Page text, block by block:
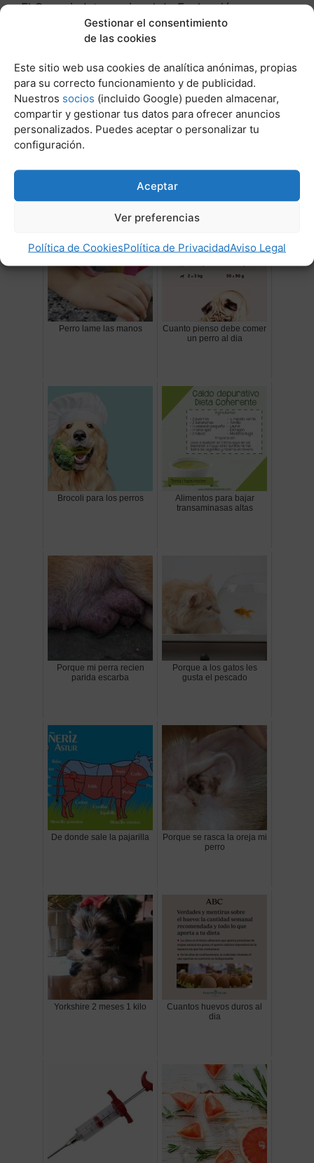
Gestionar el consentimiento
de las cookies
Este sitio web usa cookies de analítica anónimas, propias
para su correcto funcionamiento y de publicidad.
Nuestros socios (incluido Google) pueden almacenar,
compartir y gestionar tus datos para ofrecer anuncios
personalizados. Puedes aceptar o personalizar tu
configuración.
Aceptar
Ver preferencias
Política de CookiesPolítica de PrivacidadAviso Legal
El Consejo Internacional de Evaluación
Veterinaria ofrece dos veces al año el North
American Veterinary Licensing Examination para
todos los candidatos a veterinario en Estados
Unidos y Canadá. Al igual que el examen de la
abogacía o la prueba física para ser bombero,
garantiza que todos los que quieren acceder a
la profesión están formados y preparados
éticamente.
Post Relacionados:
Perro lame las manos
Cuanto pienso debe comer
un perro al dia
Brocoli para los perros
Alimentos para bajar
transaminasas altas
Porque mi perra recien
parida escarba
Porque a los gatos les
gusta el pescado
De donde sale la pajarilla
Porque se rasca la oreja mi
perro
Yorkshire 2 meses 1 kilo
Cuantos huevos duros al
dia